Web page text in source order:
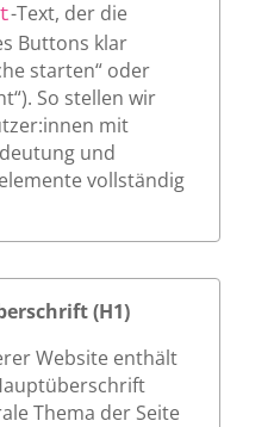
-Text, der die
Buttons klar
starten“ oder
So stellen wir
mit
und
vollständig
(H1)
Website enthält
Thema der Seite